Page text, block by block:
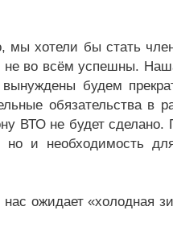
мы хотели бы стать
во всём успешны.
будем
обязательства в
ВТО не будет сделано.
и необходимость
ожидает «холодная